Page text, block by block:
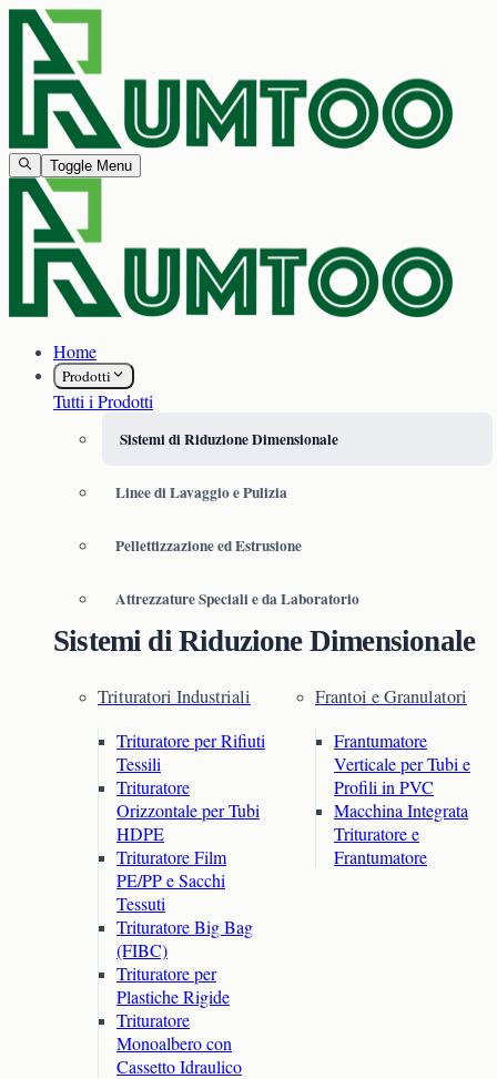
Toggle Menu
Home
Prodotti
Tutti i Prodotti
Sistemi di Riduzione Dimensionale
Linee di Lavaggio e Pulizia
Pellettizzazione ed Estrusione
Attrezzature Speciali e da Laboratorio
Sistemi di Riduzione Dimensionale
Trituratori Industriali
Trituratore per Rifiuti
Tessili
Trituratore
Orizzontale per Tubi
HDPE
Trituratore Film
PE/PP e Sacchi
Tessuti
Trituratore Big Bag
(FIBC)
Trituratore per
Plastiche Rigide
Trituratore
Monoalbero con
Cassetto Idraulico
Frantoi e Granulatori
Frantumatore
Verticale per Tubi e
Profili in PVC
Macchina Integrata
Trituratore e
Frantumatore